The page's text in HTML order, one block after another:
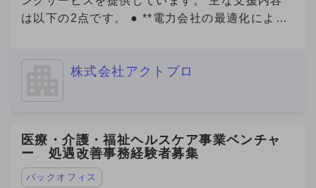
の機会がたくさんあります。 社内ナレッジも豊
ン後の動き方】 ・研修期間あり（最大15時間）
施、商談同席 ※研修期間中も報酬は発生します。
場合は1ヶ月ごとの自動更新制となります。 ※研
修期間の実績により契約終了の可能性あります。
す。 「副業からの転職」について： 数ヶ月〜半
ただける方から優先的に採用させていただく案件
能性「無し」 ② 内容・条件により転職の可能性
転職の可能性「あり」（半年から1年以内程度）
④ 転職を「積極的に検討中」（半年以内） -------
-------------- ※これらの記載がない場合、
は以下の2点です。 ● **電力会社の最適化による
あるコスト削減を実現します。 ● **Jクレジット
ESG評価・脱炭素経営の推進に貢献します。 近
年、GXは「企業の競争力」を左右する重要テー
マとなっており、コスト削減と環境価値の創出を
株式会社アクトプロ
医療・介護・福祉ヘルスケア事業ベンチャ
ー 処遇改善事務経験者募集
バックオフィス